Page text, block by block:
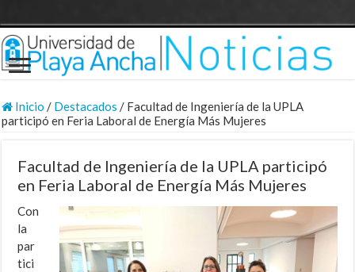
Inicio / Destacados / Facultad de Ingeniería de la UPLA
participó en Feria Laboral de Energía Más Mujeres
Facultad de Ingeniería de la UPLA participó
en Feria Laboral de Energía Más Mujeres
Con
la
par
tici